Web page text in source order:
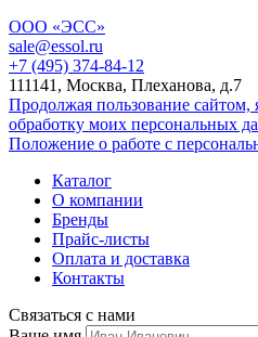
ООО «ЭСС»
sale@essol.ru
+7 (495) 374-84-12
111141, Москва, Плеханова, д.7
Продолжая пользование сайтом,
обработку моих персональных
Положение о работе с
Каталог
О компании
Бренды
Прайс-листы
Оплата и доставка
Контакты
Связаться с нами